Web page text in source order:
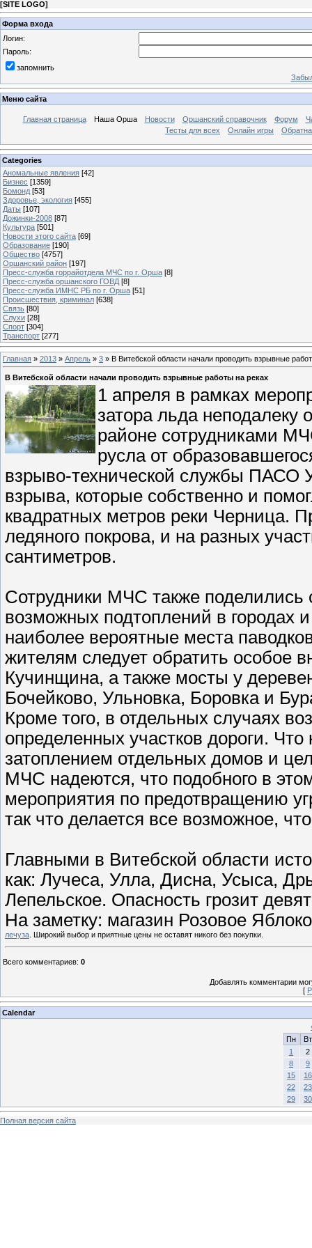
[SITE LOGO]
Форма входа
Логин:
Пароль:
запомнить
Меню сайта
Главная страница Наша Орша Новости Оршанский справочник Форум
Тесты для всех
Онлайн игры
Categories
Аномальные явления [42]
Бизнес [1359]
Бомонд [53]
Здоровье, экология [455]
Даты [107]
Дожинки-2008 [87]
Культура [501]
Новости этого сайта [69]
Образование [190]
Общество [4757]
Оршанский район [197]
Пресс-служба горрайотдела МЧС по г. Орша [8]
Пресс-служба оршанского ГОВД [8]
Пресс-служба ИМНС РБ по г. Орша [51]
Проиcшествия, криминал [638]
Связь [80]
Слухи [28]
Спорт [304]
Транспорт [277]
Главная » 2013 » Апрель » 3 » В Витебской области начали проводить взрывные
В Витебской области начали проводить взрывные работы на реках
1 апреля в рамках
затора льда неподалеку
районе сотрудниками
русла от
взрыво-технической службы ПАСО
взрыва, которые собственно и
квадратных метров реки Черница.
ледяного покрова, и на разных
сантиметров.
Сотрудники МЧС также поделились
возможных подтоплений в городах
наиболее вероятные места
жителям следует обратить особое
Кучинщина, а также мосты у
Бочейково, Ульновка, Боровка и
Кроме того, в отдельных случаях
определенных участков дороги.
затоплением отдельных домов и
МЧС надеются, что подобного в
мероприятия по предотвращению
так что делается все возможное,
Главными в Витебской области
как: Лучеса, Улла, Дисна, Усыса,
Лепельское. Опасность грозит
На заметку: магазин Розовое
лечуза . Широкий выбор и приятные цены не оставят никого без покупки.
Всего комментариев: 0
Добавлять комментарии
[
Calendar
Пн
Вт
1
2
8
9
15
16
22
23
29
30
Полная версия сайта